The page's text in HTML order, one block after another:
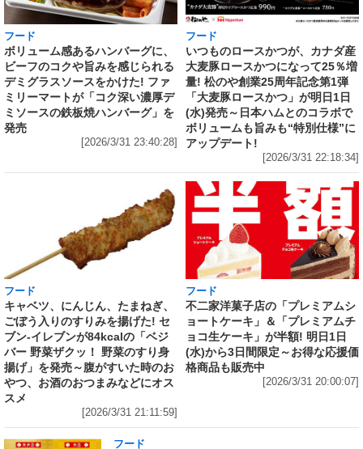
フード
ボリューム感あるハンバーグに、
ビーフのコクや旨みを感じられる
デミグラスソースをかけた! ファ
ミリーマートが「コク深い濃厚デ
ミソースの鉄板焼ハンバーグ」を
発売
[2026/3/31 23:40:28]
フード
いつものロースかつが、カナダ産
大麦豚ロースかつになって25％増
量! 松のや創業25周年記念第1弾
「大麦豚ロースかつ」が明日1日
(水)発売～日本ハムとのコラボで
ボリュームも旨みも“特別仕様”に
アップデート!
[2026/3/31 22:18:34]
フード
キャベツ、にんじん、たまねぎ、
ごぼう入りのすりみを揚げた! セ
ブン‐イレブンが84kcalの「ベジ
バー 野菜ザクッ！ 野菜のすり身
揚げ」を発売～腹がすいた時のお
やつ、お酒のおつまみなどにオス
スメ
[2026/3/31 21:11:59]
フード
不二家洋菓子店の「プレミアムシ
ョートケーキ」＆「プレミアムチ
ョコ生ケーキ」が半額! 明日1日
(水)から3日間限定～お得な応援価
格商品も販売中
[2026/3/31 20:00:07]
フード